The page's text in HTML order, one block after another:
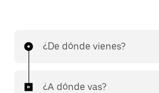
¿De dónde vienes?
¿A dónde vas?